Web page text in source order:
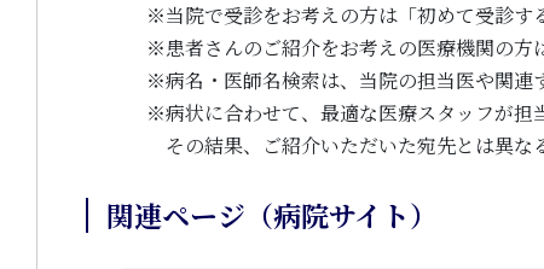
※当院で受診をお考えの方は「初めて受診す
※患者さんのご紹介をお考えの医療機関の方
※病名・医師名検索は、当院の担当医や関連
※病状に合わせて、最適な医療スタッフが担
その結果、ご紹介いただいた宛先とは異な
関連ページ（病院サイト）